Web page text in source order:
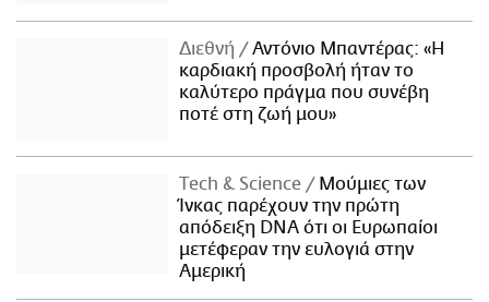
Διεθνή
Αντόνιο Μπαντέρας: «Η
καρδιακή προσβολή ήταν το
καλύτερο πράγμα που συνέβη
ποτέ στη ζωή μου»
Τech & Science
Μούμιες των
Ίνκας παρέχουν την πρώτη
απόδειξη DNA ότι οι Ευρωπαίοι
μετέφεραν την ευλογιά στην
Αμερική